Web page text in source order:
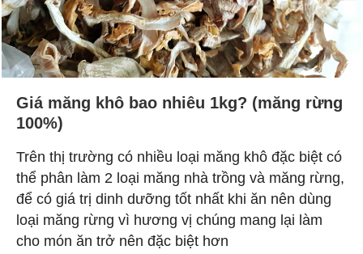
Giá măng khô bao nhiêu 1kg? (măng rừng
100%)
Trên thị trường có nhiều loại măng khô đặc biệt có
thể phân làm 2 loại măng nhà trồng và măng rừng,
để có giá trị dinh dưỡng tốt nhất khi ăn nên dùng
loại măng rừng vì hương vị chúng mang lại làm
cho món ăn trở nên đặc biệt hơn